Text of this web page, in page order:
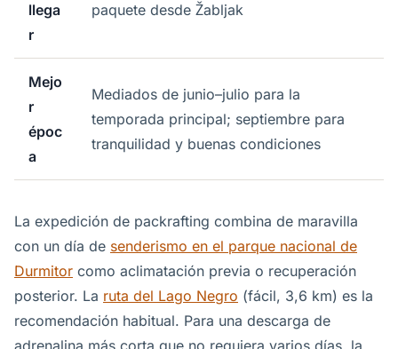
llega
r
paquete desde Žabljak
Mejo
r
époc
a
Mediados de junio–julio para la
temporada principal; septiembre para
tranquilidad y buenas condiciones
La expedición de packrafting combina de maravilla
con un día de senderismo en el parque nacional de
Durmitor como aclimatación previa o recuperación
posterior. La ruta del Lago Negro (fácil, 3,6 km) es la
recomendación habitual. Para una descarga de
adrenalina más corta que no requiera varios días, la